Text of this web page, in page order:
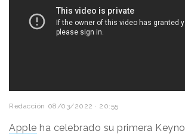
Redacción 08/03/2022 · 20:55
Apple ha celebrado su primera